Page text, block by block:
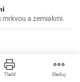
a zemiakmi.
Tlačiť Sleduj